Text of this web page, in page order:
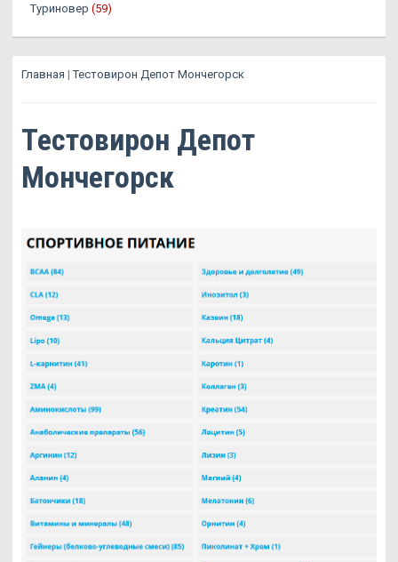
Туриновер (59)
Главная |Тестовирон Депот Мончегорск
Тестовирон Депот
Мончегорск